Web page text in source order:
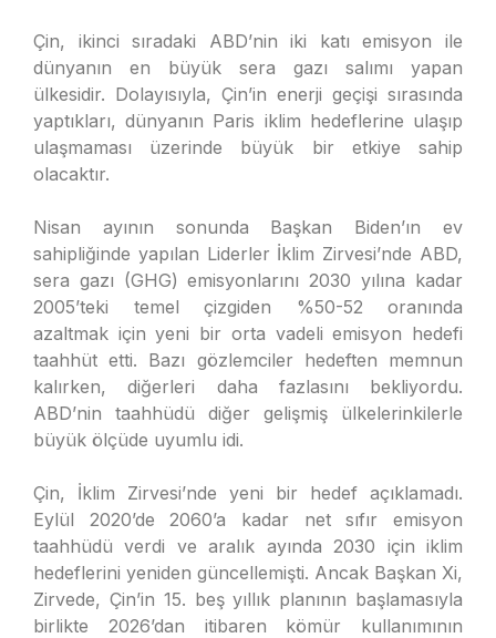
Çin, ikinci sıradaki ABD’nin iki katı emisyon ile
dünyanın en büyük sera gazı salımı yapan
ülkesidir. Dolayısıyla, Çin’in enerji geçişi sırasında
yaptıkları, dünyanın Paris iklim hedeflerine ulaşıp
ulaşmaması üzerinde büyük bir etkiye sahip
olacaktır.
Nisan ayının sonunda Başkan Biden’ın ev
sahipliğinde yapılan Liderler İklim Zirvesi’nde ABD,
sera gazı (GHG) emisyonlarını 2030 yılına kadar
2005’teki temel çizgiden %50-52 oranında
azaltmak için yeni bir orta vadeli emisyon hedefi
taahhüt etti. Bazı gözlemciler hedeften memnun
kalırken, diğerleri daha fazlasını bekliyordu.
ABD’nin taahhüdü diğer gelişmiş ülkelerinkilerle
büyük ölçüde uyumlu idi.
Çin, İklim Zirvesi’nde yeni bir hedef açıklamadı.
Eylül 2020’de 2060’a kadar net sıfır emisyon
taahhüdü verdi ve aralık ayında 2030 için iklim
hedeflerini yeniden güncellemişti. Ancak Başkan Xi,
Zirvede, Çin’in 15. beş yıllık planının başlamasıyla
birlikte 2026’dan itibaren kömür kullanımının